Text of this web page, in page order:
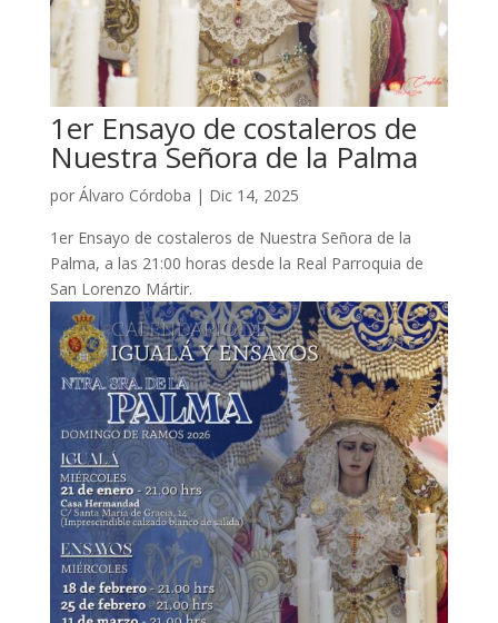
1er Ensayo de costaleros de
Nuestra Señora de la Palma
por Álvaro Córdoba | Dic 14, 2025
1er Ensayo de costaleros de Nuestra Señora de la
Palma, a las 21:00 horas desde la Real Parroquia de
San Lorenzo Mártir.